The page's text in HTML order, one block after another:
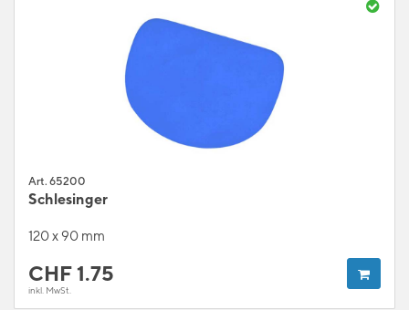
Art. 65200
Schlesinger
120 x 90 mm
CHF 1.75
inkl. MwSt.